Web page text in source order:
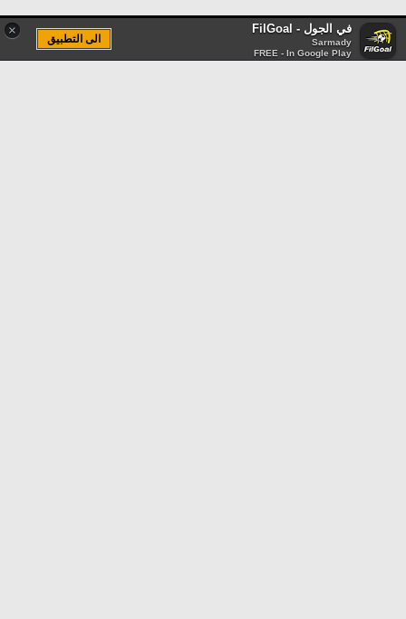
× في الجول - FilGoal
Sarmady
FREE - In Google Play
الى التطبيق